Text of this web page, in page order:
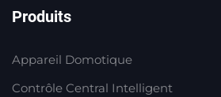
Produits
Appareil Domotique
Contrôle Central Intelligent